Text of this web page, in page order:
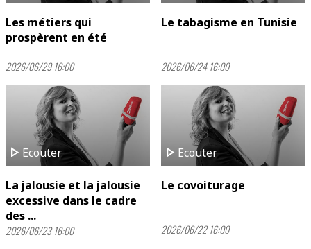
Les métiers qui
prospèrent en été
2026/06/29 16:00
Le tabagisme en Tunisie
2026/06/24 16:00
play_arrow Ecouter
La jalousie et la jalousie
excessive dans le cadre
des ...
2026/06/23 16:00
play_arrow Ecouter
Le covoiturage
2026/06/22 16:00